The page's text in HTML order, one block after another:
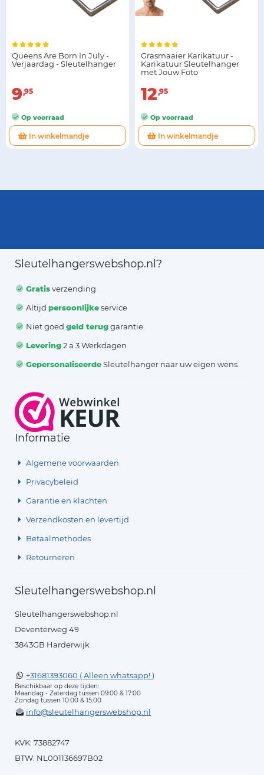
Queens Are Born In July -
Verjaardag - Sleutelhanger
9 95
Op voorraad
In winkelmandje
Grasmaaier Karikatuur -
Karikatuur Sleutelhanger
met Jouw Foto
12 95
Op voorraad
In winkelmandje
Sleutelhangerswebshop.nl?
Gratisverzending
Altijdpersoonlijkeservice
Niet goedgeld teruggarantie
Levering2 a 3 Werkdagen
GepersonaliseerdeSleutelhanger naar uw eigen wens
Informatie
Algemene voorwaarden
Privacybeleid
Garantie en klachten
Verzendkosten en levertijd
Betaalmethodes
Retourneren
Sleutelhangerswebshop.nl
Sleutelhangerswebshop.nl
Deventerweg 49
3843GB Harderwijk
+31681393060 ( Alleen whatsapp! )
Beschikbaar op deze tijden:
Maandag - Zaterdag tussen 09:00 & 17:00
Zondag tussen 10:00 & 15:00
info@sleutelhangerswebshop.nl
KVK: 73882747
BTW: NL001136697B02